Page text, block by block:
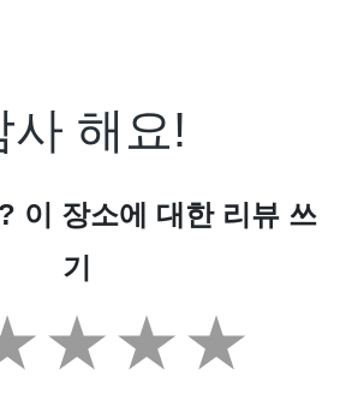
사 해요!
이 장소에 대한 리뷰 쓰
기